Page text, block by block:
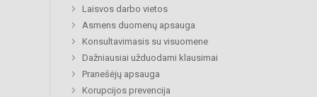
Laisvos darbo vietos
Asmens duomenų apsauga
Konsultavimasis su visuomene
Dažniausiai užduodami klausimai
Pranešėjų apsauga
Korupcijos prevencija